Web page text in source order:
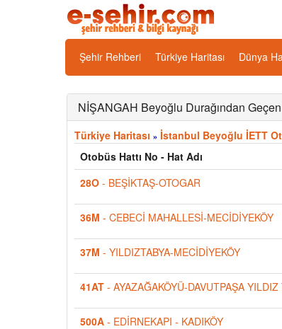
Şehir Rehberi Türkiye Haritası Dünya
NİŞANGAH Beyoğlu Durağından
Türkiye Haritası » İstanbul Beyoğlu İETT
Otobüs Hattı No - Hat Adı
28O - BEŞİKTAŞ-OTOGAR
36M - CEBECİ MAHALLESİ-MECİDİYEKÖY
37M - YILDIZTABYA-MECİDİYEKÖY
41AT - AYAZAĞAKÖYÜ-DAVUTPAŞA
500A - EDİRNEKAPI - KADIKÖY